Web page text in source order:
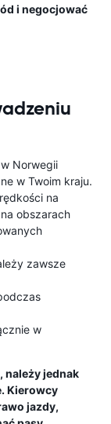
i negocjować
Norwegii
w Twoim kraju.
na
obszarach
zawsze
w
należy jednak
Kierowcy
jazdy,